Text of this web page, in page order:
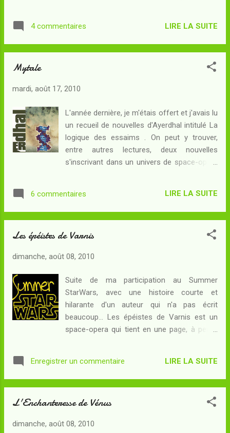
voyage du Phébus va bientôt démarrer. A
désastre écologique, la réforme socio-
psychologique a permis à l'espèce humaine
politique communiste efficace et viable. La
dans une nouvelle ère, prenant bientôt
amies par l'intermédiaire du Grand Anneau,
un réseau de communications informatique
d'envergure galactique. Les expéditions
spatiales entre les différents systèmes
stellaires sont encore très dangereuses
soeurs de l'espace, est désormais patiente
4 commentaires LIRE LA SUITE
Mytale
mardi, août 17, 2010
L'année dernière, je m'étais offert et j'avais lu
un recueil de nouvelles d'Ayerdhal intitulé La
logique des essaims . On peut y trouver,
entre autres lectures, deux nouvelles
s'inscrivant dans un univers de space-opera
homéocrate" veille sur le destin des mondes
colonisés par l'espèce humaine. Je ne
d'Ayerdhal, néanmoins, j'ai retenu comme
plan progressiste. L'auteur a des idées que je
politique, et même à la gauche de la gauche :
Ayerdhal a compris que SF, de nos jours,
peut aussi se comprendre comme "Socio-
Fiction" - et s'il est intéressant de partir d'une
hypothèse scientifique pour construire une
plus, de sélectionner une hypothèse sociale
6 commentaires LIRE LA SUITE
Les épéistes de Varnis
dimanche, août 08, 2010
Suite de ma participation au Summer
StarWars, avec une histoire courte et
hilarante d'un auteur qui n'a pas écrit
beaucoup... Les épéistes de Varnis est un
space-opera qui tient en une page, à peine,
opera". Résumé : Sur Mars, Tharn est le
Seigneur de la Guerre de Loanis. Il
tal-Loanis, dans sa fuite éperdue, car ils sont
Varnis. Les deux amants savent que la clé du
Enregistrer un commentaire LIRE LA SUITE
L'Enchanteresse de Vénus
dimanche, août 08, 2010